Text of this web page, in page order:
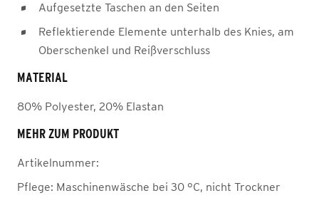
Aufgesetzte Taschen an den Seiten
Reflektierende Elemente unterhalb des Knies, am
Oberschenkel und Reißverschluss
MATERIAL
80% Polyester, 20% Elastan
MEHR ZUM PRODUKT
Artikelnummer:
Pflege: Maschinenwäsche bei 30 °C, nicht Trockner